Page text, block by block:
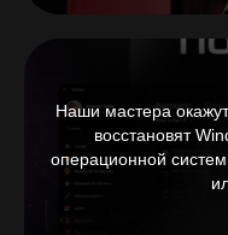
Наши мастера
восстановят
операционной